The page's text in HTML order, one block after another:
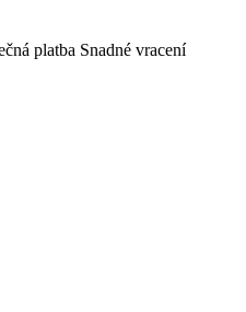
platba Snadné vracení